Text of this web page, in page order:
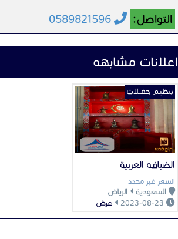
التواصل: 0589821596
اعلانات مشابهه
الضيافه العربية
السعر غير محدد
السعودية
الرياض
عرض
تنظيـم حفــلات